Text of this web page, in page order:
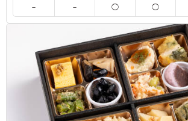
煮物は素材の味を生かしたやさしい味付け
たしが美味しかったです！ 焼き物は香ば
かり感じられます。 だしの風味が上品に広
とに丁寧さが伝わる味わい。 どのおかずも
く、最後まで美味しく楽しめました。
ご利用シーン：会議・セミナー›役員会
東京都千代田区四番町 2026/07/28
－ － ◯ ◯